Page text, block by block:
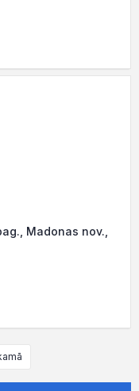
Madonas nov.,